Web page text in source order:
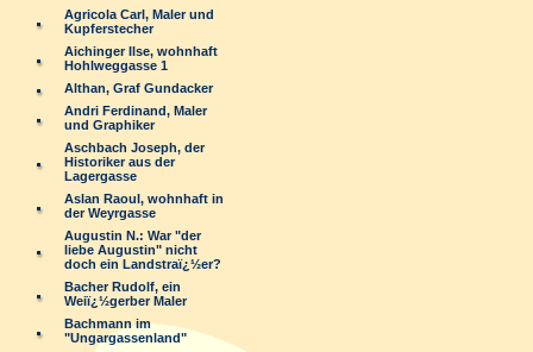
Agricola Carl, Maler und
Kupferstecher
Aichinger Ilse, wohnhaft
Hohlweggasse 1
Althan, Graf Gundacker
Andri Ferdinand, Maler
und Graphiker
Aschbach Joseph, der
Historiker aus der
Lagergasse
Aslan Raoul, wohnhaft in
der Weyrgasse
Augustin N.: War "der
liebe Augustin" nicht
doch ein Landstraï¿½er?
Bacher Rudolf, ein
Weiï¿½gerber Maler
Bachmann im
"Ungargassenland"